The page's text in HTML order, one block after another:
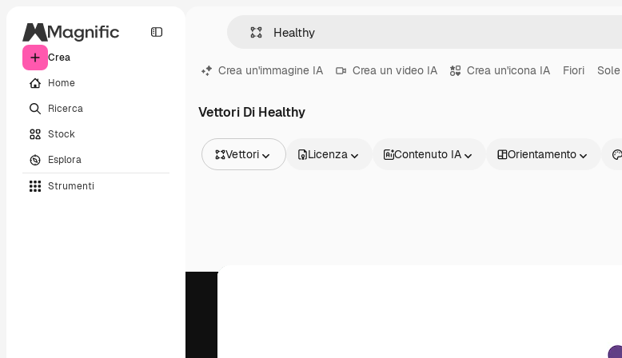
Crea
Home
Ricerca
Stock
Esplora
Strumenti
Crea un'immagine IA Crea un video IA Crea un'icona IA Fiori Sole
Vettori Di Healthy
Vettori
Video
Licenza Contenuto IA Orientamento